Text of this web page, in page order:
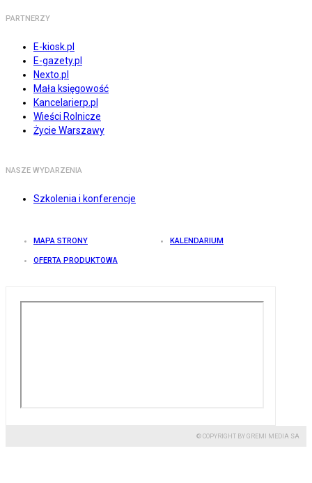
PARTNERZY
E-kiosk.pl
E-gazety.pl
Nexto.pl
Mała księgowość
Kancelarierp.pl
Wieści Rolnicze
Życie Warszawy
NASZE WYDARZENIA
Szkolenia i konferencje
MAPA STRONY KALENDARIUM
OFERTA PRODUKTOWA
© COPYRIGHT BY GREMI MEDIA SA